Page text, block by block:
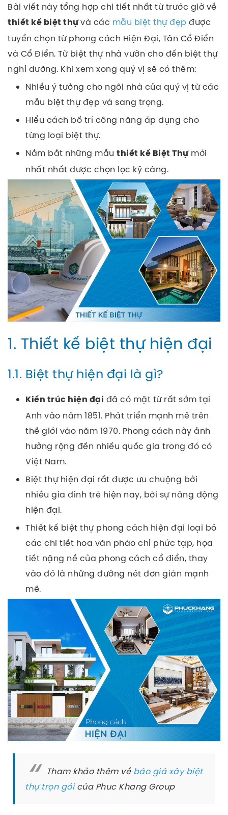
Bài viết này tổng hợp chi tiết nhất từ trước giờ về
thiết kế biệt thựvà các mẫu biệt thự đẹp được
tuyển chọn từ phong cách Hiện Đại, Tân Cổ Điển
và Cổ Điển. Từ biệt thự nhà vườn cho đến biệt thự
nghỉ dưỡng. Khi xem xong quý vị sẽ có thêm:
Nhiều ý tưởng cho ngôi nhà của quý vị từ các
mẫu biệt thự đẹp và sang trọng.
Hiểu cách bố trí công năng áp dụng cho
từng loại biệt thự.
Nắm bắt những mẫu thiết kế Biệt Thựmới
nhất nhất được chọn lọc kỹ càng.
1. Thiết kế biệt thự hiện đại
1.1. Biệt thự hiện đại là gì?
Kiến trúc hiện đại đã có mặt từ rất sớm tại
Anh vào năm 1851. Phát triển mạnh mẽ trên
thế giới vào năm 1970. Phong cách này ảnh
hưởng rộng đến nhiều quốc gia trong đó có
Việt Nam.
Biệt thự hiện đại rất được ưu chuộng bởi
nhiều gia đình trẻ hiện nay, bởi sự năng động
hiện đại.
Thiết kế biệt thự phong cách hiện đại loại bỏ
các chi tiết hoa văn phào chỉ phức tạp, họa
tiết nặng nề của phong cách cổ điển, thay
vào đó là những đường nét đơn giản mạnh
mẽ.
Tham khảo thêm về báo giá xây biệt
thự trọn góicủa Phuc Khang Group